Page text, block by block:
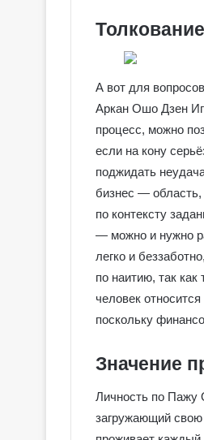
А вот для
Аркан Ошо Дзен
процесс, можно
если на кону
поджидать
бизнес — область,
по контексту
— можно и нужно
легко и
по наитию, так
человек
поскольку
Значение
Личность по Пажу
загружающий